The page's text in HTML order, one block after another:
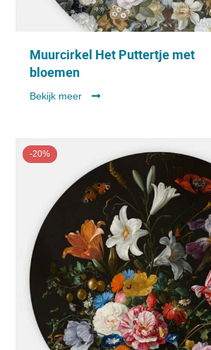
Muurcirkel Het Puttertje met
bloemen
Bekijk meer
-20%